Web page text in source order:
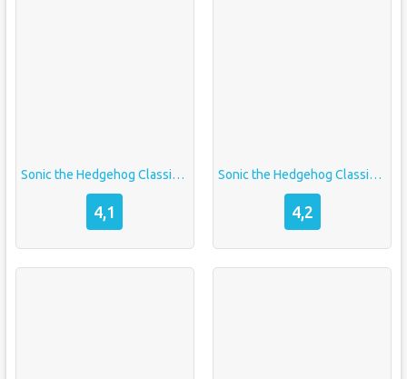
Sonic the Hedgehog Classic полная версия без рекламы
4,1
Sonic the Hedgehog Classic полная версия без рекламы
4,2